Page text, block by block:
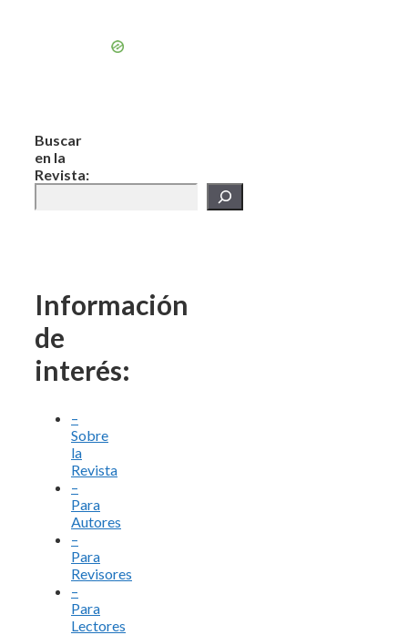
Buscar
en la
Revista:
Información
de
interés:
–
Sobre
la
Revista
–
Para
Autores
–
Para
Revisores
–
Para
Lectores